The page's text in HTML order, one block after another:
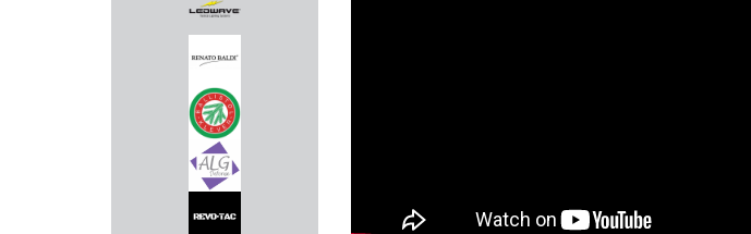
WORK SHARP
LEDWAVE
RENATO BALDI
BALLISTOL
ALG DEFENSE